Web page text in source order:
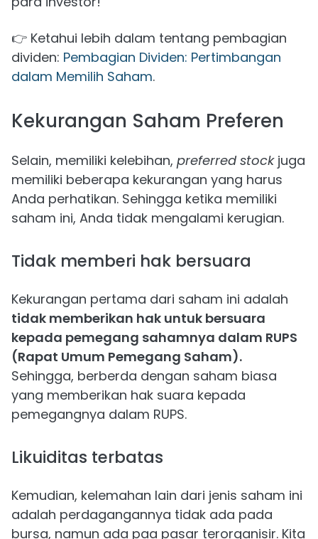
👉 Ketahui lebih dalam tentang pembagian
dividen: Pembagian Dividen: Pertimbangan
dalam Memilih Saham.
Kekurangan Saham Preferen
Selain, memiliki kelebihan, preferred stockjuga
memiliki beberapa kekurangan yang harus
Anda perhatikan. Sehingga ketika memiliki
saham ini, Anda tidak mengalami kerugian.
Tidak memberi hak bersuara
Kekurangan pertama dari saham ini adalah
tidak memberikan hak untuk bersuara
kepada pemegang sahamnya dalam RUPS
(Rapat Umum Pemegang Saham).
Sehingga, berberda dengan saham biasa
yang memberikan hak suara kepada
pemegangnya dalam RUPS.
Likuiditas terbatas
Kemudian, kelemahan lain dari jenis saham ini
adalah perdagangannya tidak ada pada
bursa, namun ada paa pasar terorganisir. Kita